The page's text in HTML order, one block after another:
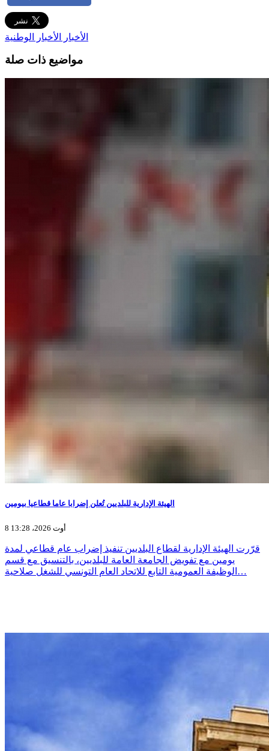
الأخبار الأخبار الوطنية
مواضيع ذات صلة
الهيئة الإدارية للبلديين تُعلن إضرابا عاما قطاعيا بيومين
8 أوت 2026، 13:28
قرّرت الهيئة الإدارية لقطاع البلديين تنفيذ إضراب عام قطاعي لمدة
يومين مع تفويض الجامعة العامة للبلديين، بالتنسيق مع قسم
الوظيفة العمومية التابع للاتحاد العام التونسي للشغل صلاحية…